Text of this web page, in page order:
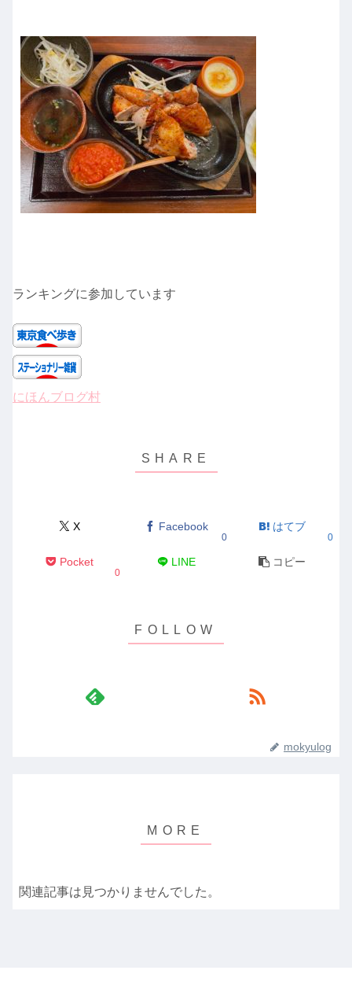
ランキングに参加しています
にほんブログ村
X Facebook
0
はてブ
0
Pocket
0
LINE コピー
mokyulog
関連記事は見つかりませんでした。